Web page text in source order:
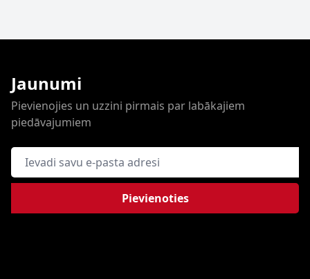
Jaunumi
Pievienojies un uzzini pirmais par labākajiem
piedāvajumiem
E-pasta adrese
Pievienoties